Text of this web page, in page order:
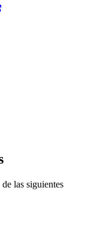
las siguientes